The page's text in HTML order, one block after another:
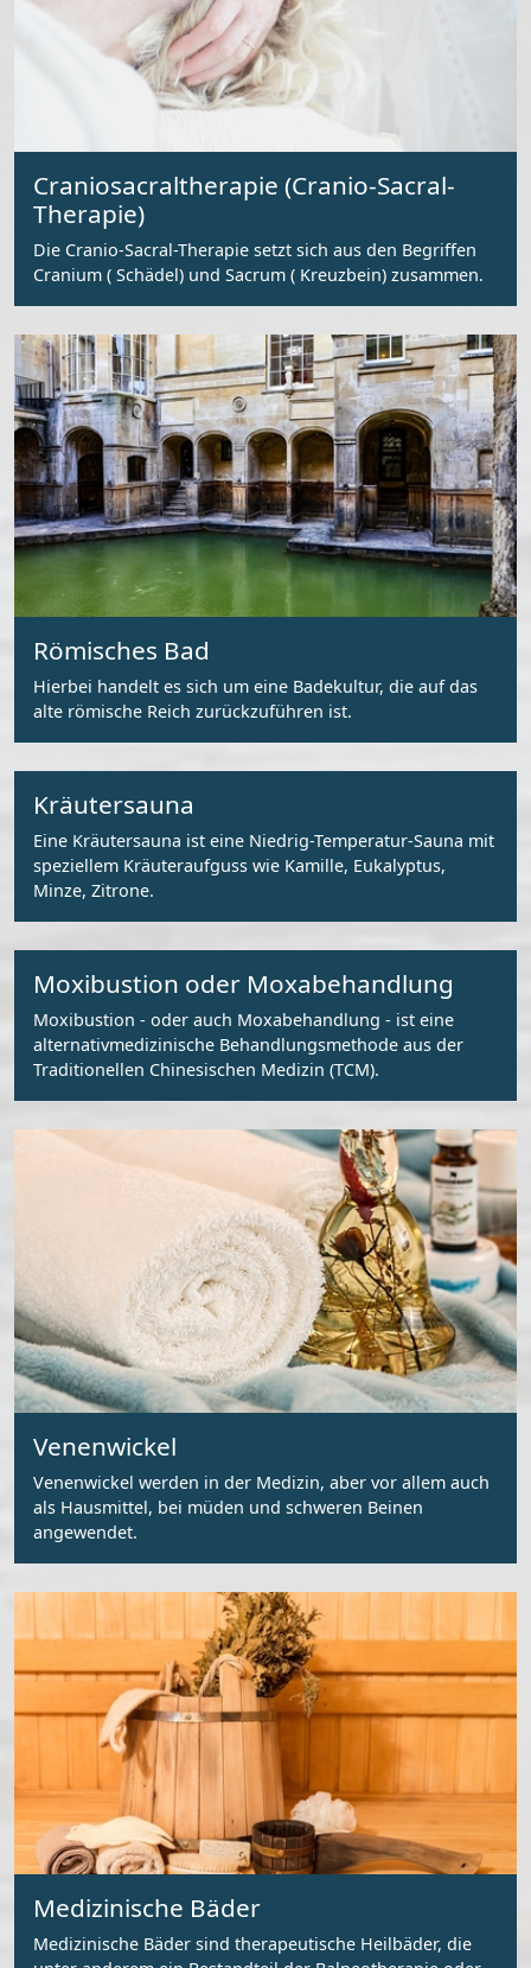
Craniosacraltherapie (Cranio-Sacral-
Therapie)
Die Cranio-Sacral-Therapie setzt sich aus den Begriffen
Cranium ( Schädel) und Sacrum ( Kreuzbein) zusammen.
Römisches Bad
Hierbei handelt es sich um eine Badekultur, die auf das
alte römische Reich zurückzuführen ist.
Kräutersauna
Eine Kräutersauna ist eine Niedrig-Temperatur-Sauna mit
speziellem Kräuteraufguss wie Kamille, Eukalyptus,
Minze, Zitrone.
Moxibustion oder Moxabehandlung
Moxibustion - oder auch Moxabehandlung - ist eine
alternativmedizinische Behandlungsmethode aus der
Traditionellen Chinesischen Medizin (TCM).
Venenwickel
Venenwickel werden in der Medizin, aber vor allem auch
als Hausmittel, bei müden und schweren Beinen
angewendet.
Medizinische Bäder
Medizinische Bäder sind therapeutische Heilbäder, die